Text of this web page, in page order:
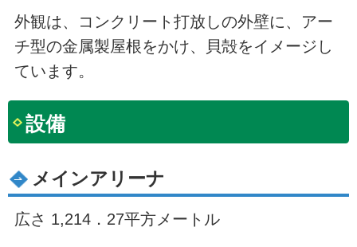
外観は、コンクリート打放しの外壁に、アー
チ型の金属製屋根をかけ、貝殻をイメージし
ています。
設備
メインアリーナ
広さ 1,214．27平方メートル